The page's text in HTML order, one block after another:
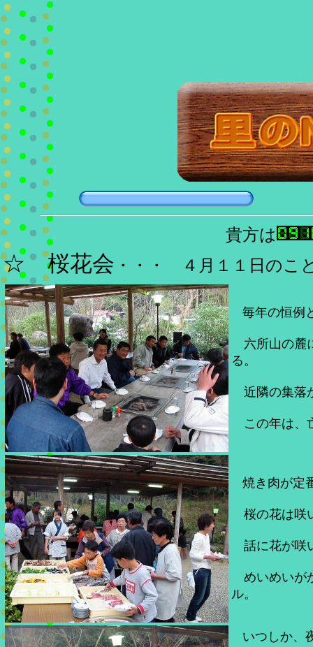
貴方は
☆ 桜花会 ・・・ ４月１１日のこ
毎年の恒例
六所山の麓
る。
近隣の集落
この年は、
焼き肉が定
桜の花は咲
話に花が咲
めいめいが
ル。
いつしか、